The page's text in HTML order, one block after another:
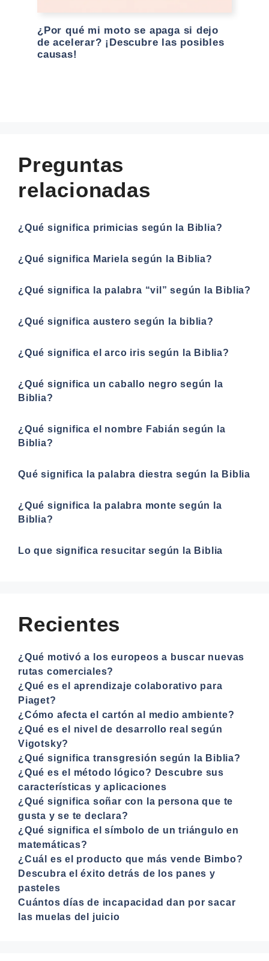
¿Por qué mi moto se apaga si dejo
de acelerar? ¡Descubre las posibles
causas!
Preguntas
relacionadas
¿Qué significa primicias según la Biblia?
¿Qué significa Mariela según la Biblia?
¿Qué significa la palabra “vil” según la Biblia?
¿Qué significa austero según la biblia?
¿Qué significa el arco iris según la Biblia?
¿Qué significa un caballo negro según la
Biblia?
¿Qué significa el nombre Fabián según la
Biblia?
Qué significa la palabra diestra según la Biblia
¿Qué significa la palabra monte según la
Biblia?
Lo que significa resucitar según la Biblia
Recientes
¿Qué motivó a los europeos a buscar nuevas
rutas comerciales?
¿Qué es el aprendizaje colaborativo para
Piaget?
¿Cómo afecta el cartón al medio ambiente?
¿Qué es el nivel de desarrollo real según
Vigotsky?
¿Qué significa transgresión según la Biblia?
¿Qué es el método lógico? Descubre sus
características y aplicaciones
¿Qué significa soñar con la persona que te
gusta y se te declara?
¿Qué significa el símbolo de un triángulo en
matemáticas?
¿Cuál es el producto que más vende Bimbo?
Descubra el éxito detrás de los panes y
pasteles
Cuántos días de incapacidad dan por sacar
las muelas del juicio